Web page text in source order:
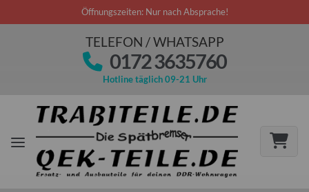
Öffnungszeiten: Nur nach Absprache!
TELEFON / WHATSAPP
0172 3635760
Hotline täglich 09-21 Uhr